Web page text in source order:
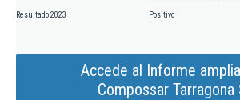
Resultado 2023 Positivo
Accede al Informe
Compossar Tarragona